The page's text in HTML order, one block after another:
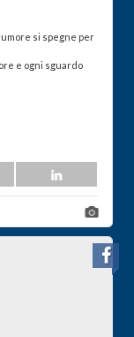
si spegne per
e ogni sguardo